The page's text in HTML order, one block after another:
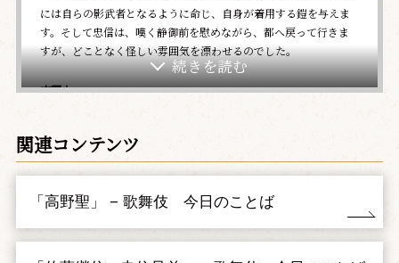
には自らの影武者となるように命じ、自身が着用する鎧を与えま
す。そして忠信は、嘆く静御前を慰めながら、都へ戻って行きま
すが、どことなく怪しい雰囲気を漂わせるのでした。
吉野山
眼のもとへ向かいました。これを知った静御前（玉三郎）は、忠
信と共に吉野山へ向かいますが、忠信の姿が見当たりません。
しかし静御前が初音の鼓を打ち鳴らすと、忠信はいずこともな
音の鼓を取り出し、八島の合戦の様子を物語り、旅の憂さを晴ら
すと、さらに山中へと分け入って行くのでした。
関連コンテンツ
「高野聖」 − 歌舞伎 今日のことば